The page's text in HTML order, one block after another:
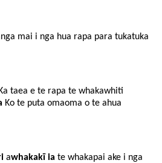
mai i nga hua rapa para tukatuka
Ka taea e te rapa te whakawhiti
Ko te puta omaoma o te ahua
awhakakī ia te whakapai ake i nga